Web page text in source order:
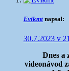
Evikmt napsal:
30.7.2023 v
Dnes
videonávod